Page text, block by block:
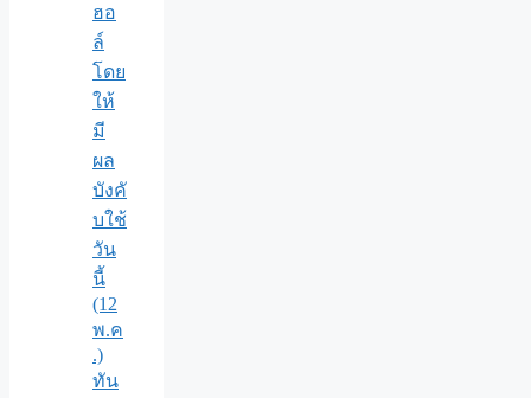
ฮอ
ล์
โดย
ให้
มี
ผล
บังคั
บใช้
วัน
นี้
(12
พ.ค
.)
ทัน